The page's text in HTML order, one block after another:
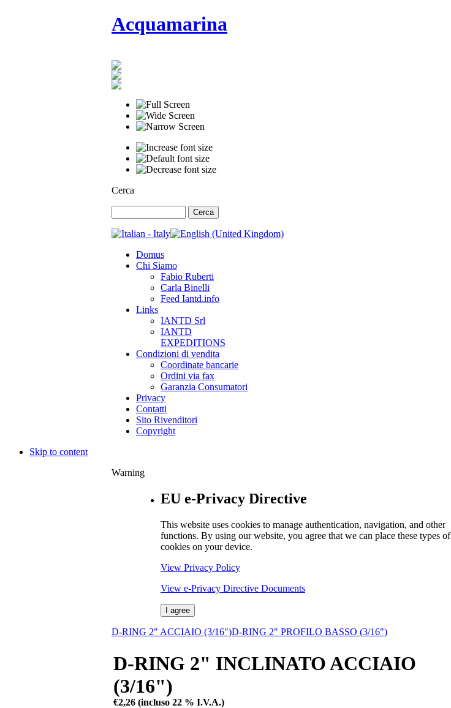
Acquamarina
Cerca
Domus
Chi Siamo
Fabio Ruberti
Carla Binelli
Feed Iantd.info
Links
IANTD Srl
IANTD
EXPEDITIONS
Condizioni di vendita
Coordinate bancarie
Ordini via fax
Garanzia Consumatori
Privacy
Contatti
Sito Rivenditori
Copyright
Skip to content
Warning
EU e-Privacy Directive
This website uses cookies to manage authentication, navigation, and other
functions. By using our website, you agree that we can place these types of
cookies on your device.
View Privacy Policy
View e-Privacy Directive Documents
I agree
D-RING 2" ACCIAIO (3/16")D-RING 2" PROFILO BASSO (3/16")
D-RING 2" INCLINATO ACCIAIO
(3/16")
€2,26 (incluso 22 % I.V.A.)